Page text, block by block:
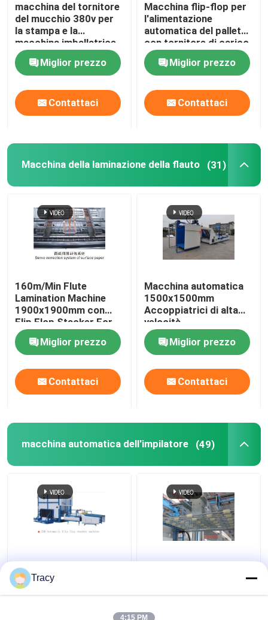
macchina del tornitore
del mucchio 380v per
la stampa e la
macchina imballatrice
elettrica automatica
1900mmMiglior prezzo
Contattaci
Macchina flip-flop per
l'alimentazione
automatica del pallet
con tornitore di carico
di carta da 1450 mm
Miglior prezzo
Contattaci
Macchina della laminazione della flauto (31)
160m/Min Flute
Lamination Machine
1900x1900mm con
Flip Flop Stacker For
Printing
Miglior prezzo
Contattaci
Macchina automatica
1500x1500mm
Accoppiatrici di alta
velocità
Miglior prezzo
Contattaci
macchina automatica dell'impilatore (49)
Flip-flop e impilamento
automatici della
raccolta automatica
Tracy
4:15 PM